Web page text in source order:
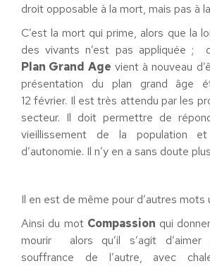
droit opposable à la mort, mais pas à
C’est la mort qui prime, alors que la
des vivants n’est pas appliquée ;
Plan Grand Age vient à nouveau
présentation du plan grand âge
12 février. Il est très attendu par les
secteur. Il doit permettre de
vieillissement de la population
d’autonomie. Il n’y en a sans doute
Il en est de même pour d’autres mots
Ainsi du mot Compassion qui
mourir alors qu’il s’agit
souffrance de l’autre, avec